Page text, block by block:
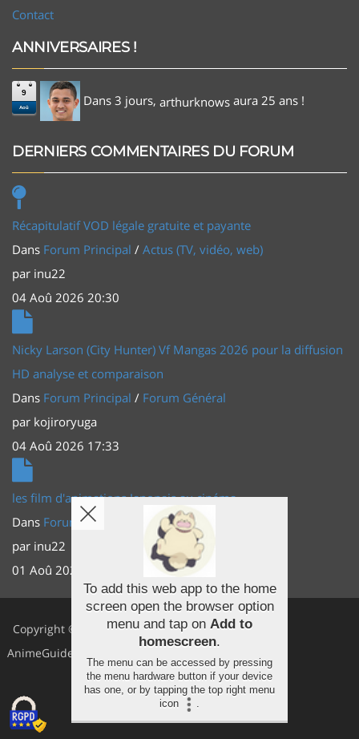
Contact
ANNIVERSAIRES !
9
Aoû Dans 3 jours, arthurknows aura 25 ans !
DERNIERS COMMENTAIRES DU FORUM
Récapitulatif VOD légale gratuite et payante
Dans Forum Principal / Actus (TV, vidéo, web)
par inu22
04 Aoû 2026 20:30
Nicky Larson (City Hunter) Vf Mangas 2026 pour la diffusion
HD analyse et comparaison
Dans Forum Principal / Forum Général
par kojiroryuga
04 Aoû 2026 17:33
les film d'animations Japonais au cinéma
Dans Forum Principal
Actus (TV, vidéo, web)
par inu22
01 Aoû 2026 20:56
Copyright ©
AnimeGuides
Facebook
Youtube
Twitter
To add this web app to the home
screen open the browser option
menu and tap on Add to
homescreen.
The menu can be accessed by pressing
the menu hardware button if your device
has one, or by tapping the top right menu
icon
.